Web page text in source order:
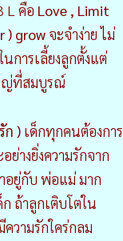
L คือ Love , Limit
) grow จะจำง่าย ไม่
การเลี้ยงลูกตั้งแต่
ญ่ที่สมบูรณ์
ก ) เด็กทุกคนต้องการ
ย่างยิ่งความรักจาก
อยู่กับ พ่อแม่ มาก
ถ้าลูกเติบโตใน
วามรักใคร่กลม